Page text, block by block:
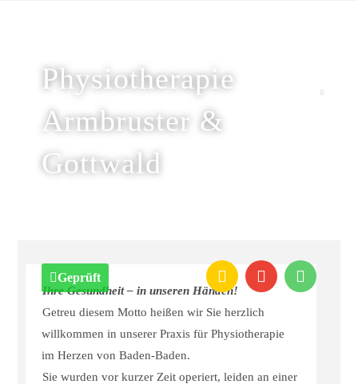
Physiotherapie
Armbruster &
Gottwald
Geprüft
Ihre Gesundheit – in unseren Händen!
Getreu diesem Motto heißen wir Sie herzlich
willkommen in unserer Praxis für Physiotherapie
im Herzen von Baden-Baden.
Sie wurden vor kurzer Zeit operiert, leiden an einer